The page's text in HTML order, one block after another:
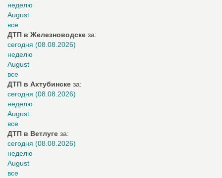
неделю
August
все
ДТП в Железноводске за:
сегодня (08.08.2026)
неделю
August
все
ДТП в Ахтубинске за:
сегодня (08.08.2026)
неделю
August
все
ДТП в Ветлуге за:
сегодня (08.08.2026)
неделю
August
все